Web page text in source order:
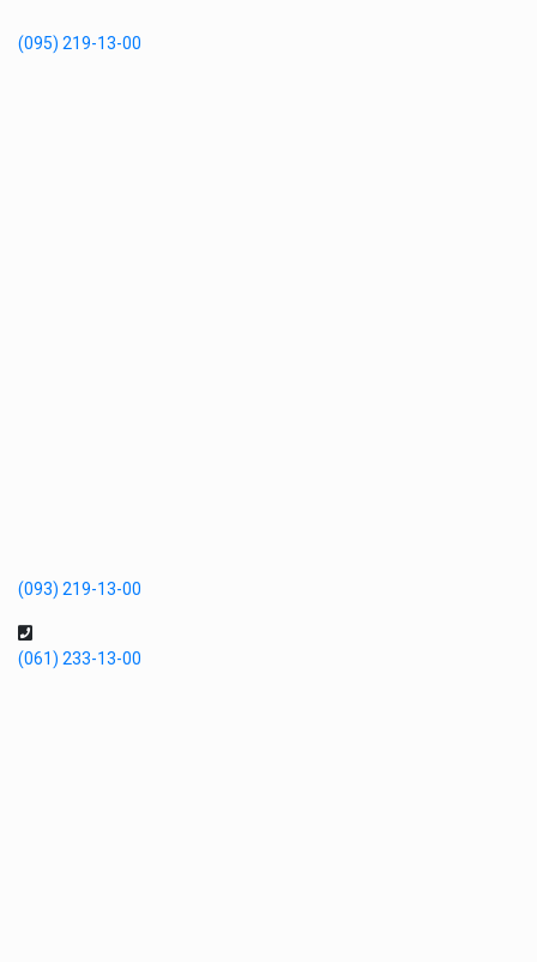
(095) 219-13-00
(093) 219-13-00
(061) 233-13-00